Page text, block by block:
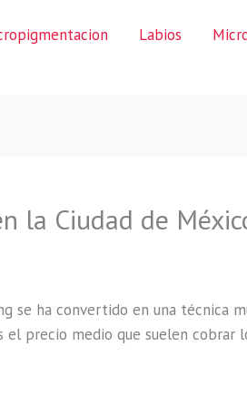
Labios
la Ciudad de
se ha convertido en una técnica
precio medio que suelen cobrar